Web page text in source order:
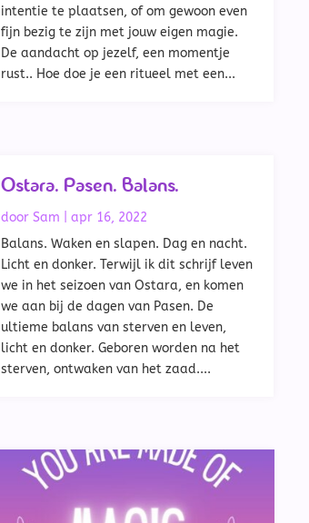
intentie te plaatsen, of om gewoon even
fijn bezig te zijn met jouw eigen magie.
De aandacht op jezelf, een momentje
rust.. Hoe doe je een ritueel met een...
Ostara. Pasen. Balans.
doorSam |apr 16, 2022
Balans. Waken en slapen. Dag en nacht.
Licht en donker. Terwijl ik dit schrijf leven
we in het seizoen van Ostara, en komen
we aan bij de dagen van Pasen. De
ultieme balans van sterven en leven,
licht en donker. Geboren worden na het
sterven, ontwaken van het zaad....